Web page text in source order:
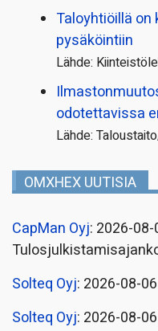
Taloyhtiöillä on
pysäköintiin
Lähde:
odotettavissa
Lähde:
OMXHEX UUTISIA
CapMan Oyj: 2026-
Solteq Oyj: 2026-08-
Solteq Oyj: 2026-08-